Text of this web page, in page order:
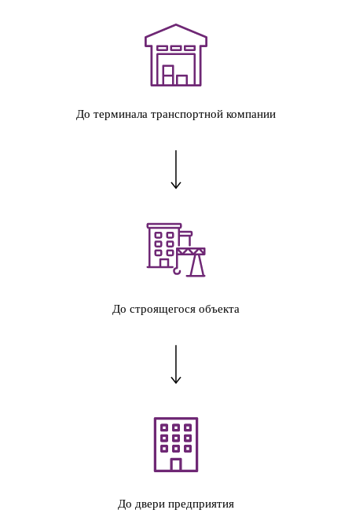
До терминала транспортной компании
До строящегося объекта
До двери предприятия